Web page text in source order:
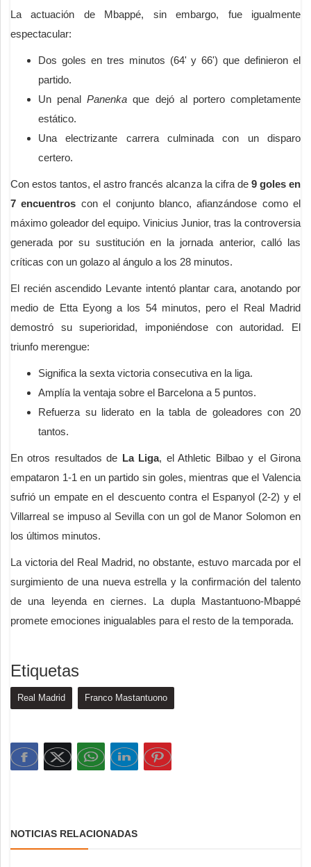
La actuación de Mbappé, sin embargo, fue igualmente
espectacular:
Dos goles en tres minutos (64' y 66') que definieron el
partido.
Un penalPanenka que dejó al portero completamente
estático.
Una electrizante carrera culminada con un disparo
certero.
Con estos tantos, el astro francés alcanza la cifra de 9 goles en
7 encuentros con el conjunto blanco, afianzándose como el
máximo goleador del equipo. Vinicius Junior, tras la controversia
generada por su sustitución en la jornada anterior, calló las
críticas con un golazo al ángulo a los 28 minutos.
El recién ascendido Levante intentó plantar cara, anotando por
medio de Etta Eyong a los 54 minutos, pero el Real Madrid
demostró su superioridad, imponiéndose con autoridad. El
triunfo merengue:
Significa la sexta victoria consecutiva en la liga.
Amplía la ventaja sobre el Barcelona a 5 puntos.
Refuerza su liderato en la tabla de goleadores con 20
tantos.
En otros resultados de La Liga, el Athletic Bilbao y el Girona
empataron 1-1 en un partido sin goles, mientras que el Valencia
sufrió un empate en el descuento contra el Espanyol (2-2) y el
Villarreal se impuso al Sevilla con un gol de Manor Solomon en
los últimos minutos.
La victoria del Real Madrid, no obstante, estuvo marcada por el
surgimiento de una nueva estrella y la confirmación del talento
de una leyenda en ciernes. La dupla Mastantuono-Mbappé
promete emociones inigualables para el resto de la temporada.
Etiquetas
Real Madrid Franco Mastantuono
NOTICIAS RELACIONADAS